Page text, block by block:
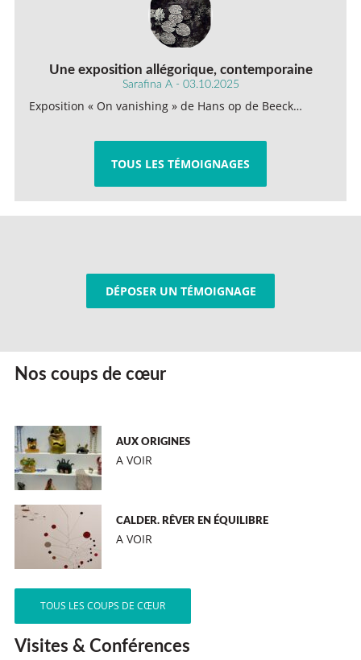
Une exposition allégorique, contemporaine
Sarafina A - 03.10.2025
Exposition « On vanishing » de Hans op de Beeck…
TOUS LES TÉMOIGNAGES
DÉPOSER UN TÉMOIGNAGE
Nos coups de cœur
AUX ORIGINES
A VOIR
CALDER. RÊVER EN ÉQUILIBRE
A VOIR
TOUS LES COUPS DE CŒUR
Visites & Conférences